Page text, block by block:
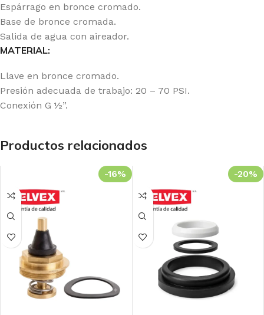
Espárrago en bronce cromado.
Base de bronce cromada.
Salida de agua con aireador.
MATERIAL:
Llave en bronce cromado.
Presión adecuada de trabajo: 20 – 70 PSI.
Conexión G ½”.
Productos relacionados
-16% -20%